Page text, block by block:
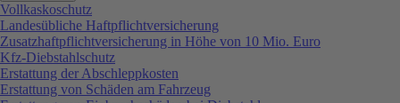
Vollkaskoschutz
Landesübliche Haftpflichtversicherung
Zusatzhaftpflichtversicherung in Höhe von 10 Mio. Euro
Kfz-Diebstahlschutz
Erstattung der Abschleppkosten
Erstattung von Schäden am Fahrzeug